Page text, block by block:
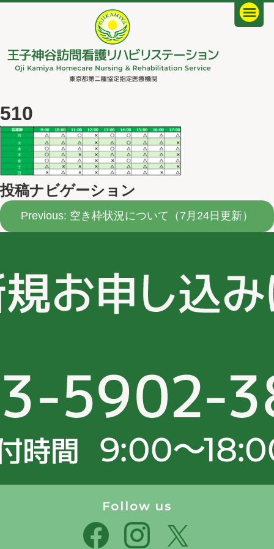
510
投稿ナビゲーション
Previous: 空き枠状況について（7月24日更新）
Follow us